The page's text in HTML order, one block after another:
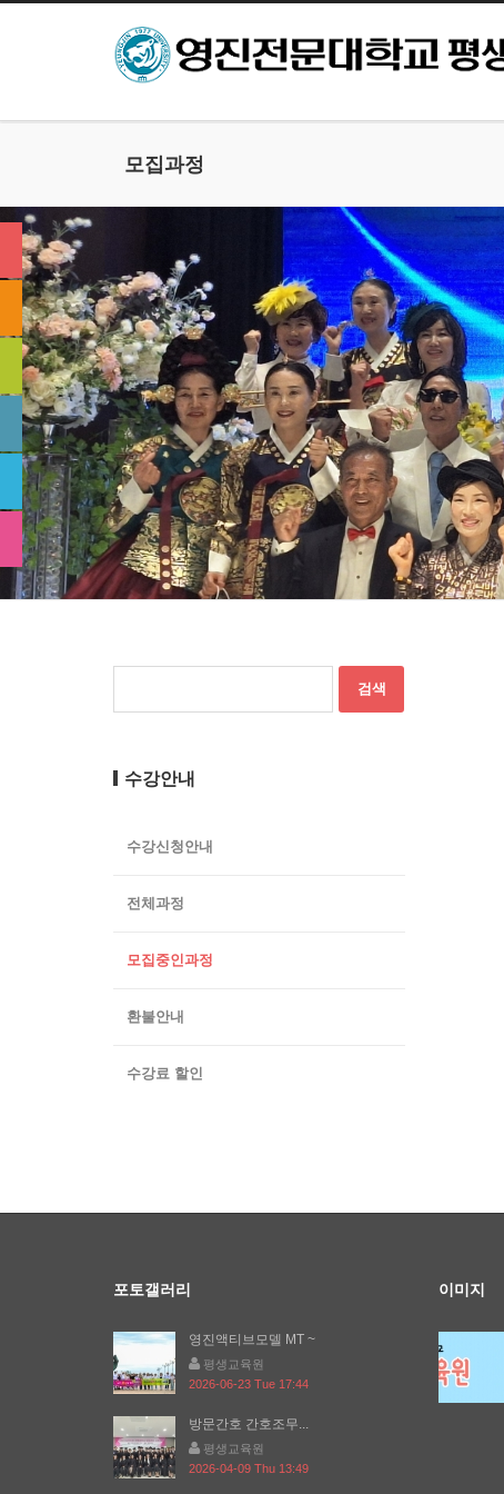
모집과정
수강안내
수강신청안내
전체과정
모집중인과정
환불안내
수강료 할인
포토갤러리
영진액티브모델 MT ~
평생교육원
2026-06-23 Tue 17:44
방문간호 간호조무...
평생교육원
2026-04-09 Thu 13:49
이미지